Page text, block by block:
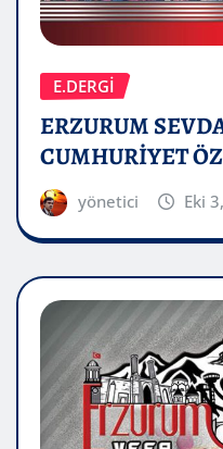
E.DERGİ
ERZURUM
CUMHURİYET
yönetici Eki